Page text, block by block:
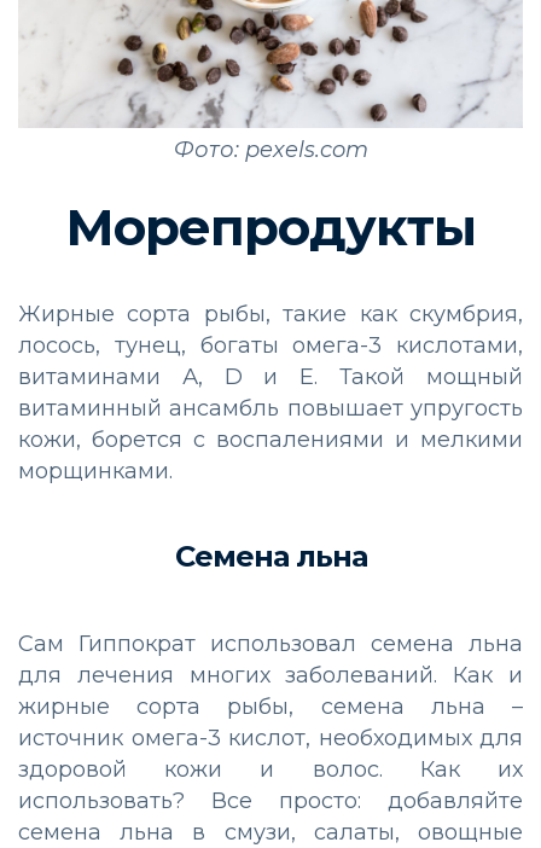
Фото: pexels.com
Морепродукты
Жирные сорта рыбы, такие как скумбрия,
лосось, тунец, богаты омега-3 кислотами,
витаминами А, D и Е. Такой мощный
витаминный ансамбль повышает упругость
кожи, борется с воспалениями и мелкими
морщинками.
Семена льна
Сам Гиппократ использовал семена льна
для лечения многих заболеваний. Как и
жирные сорта рыбы, семена льна –
источник омега-3 кислот, необходимых для
здоровой кожи и волос. Как их
использовать? Все просто: добавляйте
семена льна в смузи, салаты, овощные